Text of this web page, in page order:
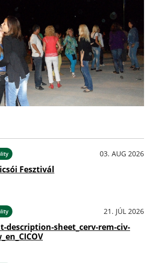
03. AUG 2026
Fesztivál
21. JÚL 2026
description-sheet_cerv-rem-civ-